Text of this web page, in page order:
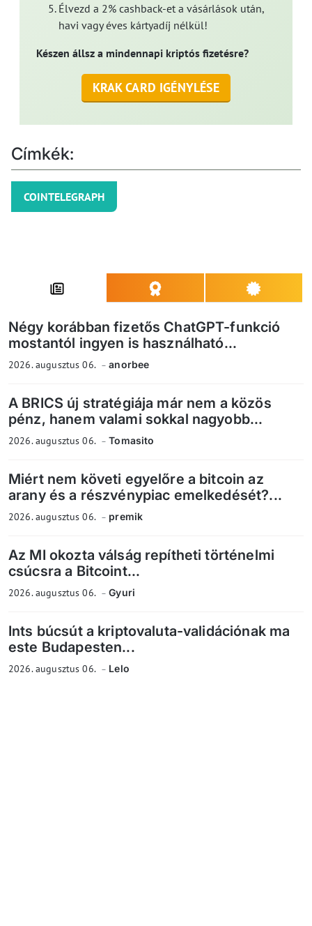
Élvezd a 2% cashback-et a vásárlások után,
havi vagy éves kártyadíj nélkül!
Készen állsz a mindennapi kriptós fizetésre?
KRAK CARD IGÉNYLÉSE
Címkék:
COINTELEGRAPH
Négy korábban fizetős ChatGPT-funkció
mostantól ingyen is használható...
2026. augusztus 06. anorbee
A BRICS új stratégiája már nem a közös
pénz, hanem valami sokkal nagyobb...
2026. augusztus 06. Tomasito
Miért nem követi egyelőre a bitcoin az
arany és a részvénypiac emelkedését?...
2026. augusztus 06. premik
Az MI okozta válság repítheti történelmi
csúcsra a Bitcoint...
2026. augusztus 06. Gyuri
Ints búcsút a kriptovaluta-validációnak ma
este Budapesten...
2026. augusztus 06. Lelo